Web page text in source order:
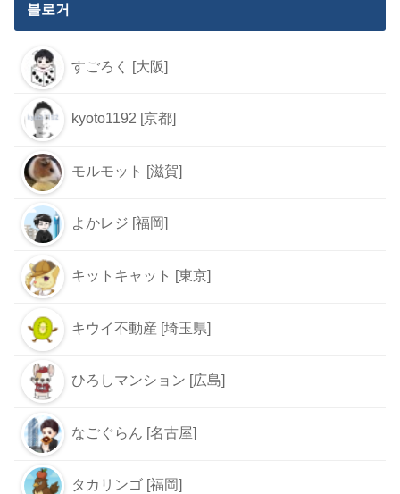
블로거
すごろく [大阪]
kyoto1192 [京都]
モルモット [滋賀]
よかレジ [福岡]
キットキャット [東京]
キウイ不動産 [埼玉県]
ひろしマンション [広島]
なごぐらん [名古屋]
タカリンゴ [福岡]